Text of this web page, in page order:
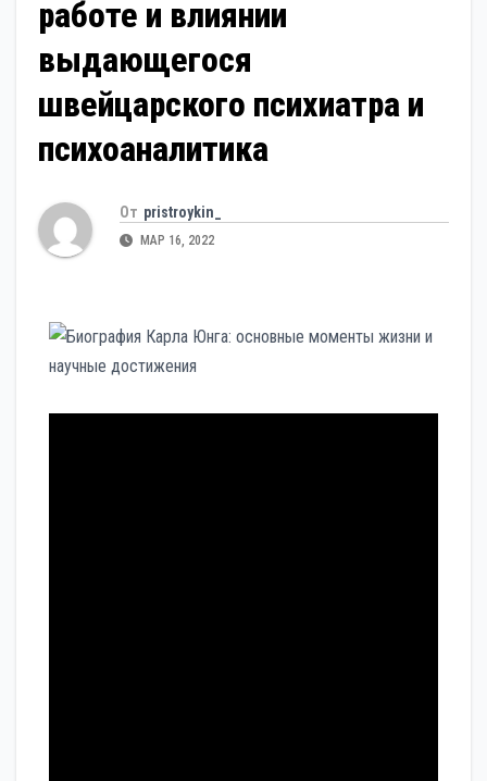
работе и влиянии
выдающегося
швейцарского психиатра и
психоаналитика
От pristroykin_
МАР 16, 2022